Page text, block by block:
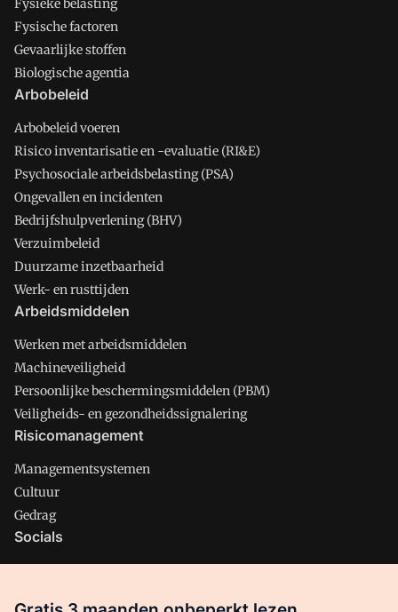
Fysieke belasting
Fysische factoren
Gevaarlijke stoffen
Biologische agentia
Arbobeleid
Arbobeleid voeren
Risico inventarisatie en -evaluatie (RI&E)
Psychosociale arbeidsbelasting (PSA)
Ongevallen en incidenten
Bedrijfshulpverlening (BHV)
Verzuimbeleid
Duurzame inzetbaarheid
Werk- en rusttijden
Arbeidsmiddelen
Werken met arbeidsmiddelen
Machineveiligheid
Persoonlijke beschermingsmiddelen (PBM)
Veiligheids- en gezondheidssignalering
Risicomanagement
Managementsystemen
Cultuur
Gedrag
Socials